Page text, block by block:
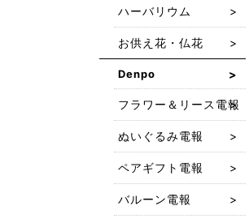
ハーバリウム
お供え花・仏花
Denpo
フラワー＆リース電報
ぬいぐるみ電報
ペアギフト電報
バルーン電報